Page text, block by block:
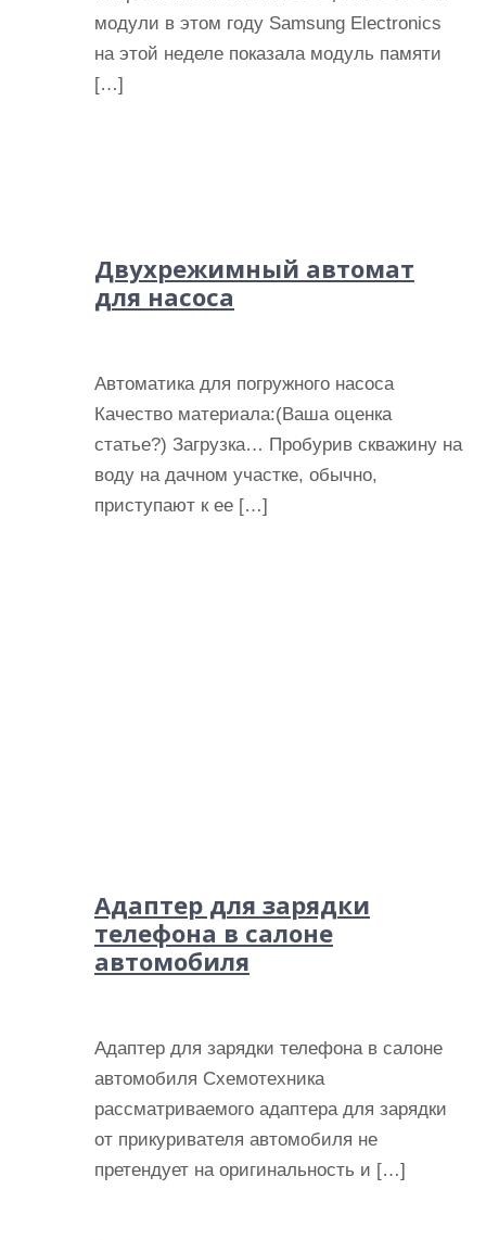
модули в этом году Samsung Electronics
на этой неделе показала модуль памяти
[…]
Двухрежимный автомат
для насоса
Автоматика для погружного насоса
Качество материала:(Ваша оценка
статье?) Загрузка… Пробурив скважину на
воду на дачном участке, обычно,
приступают к ее […]
Адаптер для зарядки
телефона в салоне
автомобиля
Адаптер для зарядки телефона в салоне
автомобиля Схемотехника
рассматриваемого адаптера для зарядки
от прикуривателя автомобиля не
претендует на оригинальность и […]